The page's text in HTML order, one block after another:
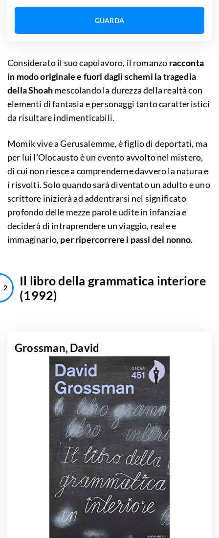
GUARDA
Considerato il suo capolavoro, il romanzo racconta
in modo originale e fuori dagli schemi la tragedia
della Shoahmescolando la durezza della realtà con
elementi di fantasia e personaggi tanto caratteristici
da risultare indimenticabili.
Momik vive a Gerusalemme, è figlio di deportati, ma
per lui l’Olocausto è un evento avvolto nel mistero,
di cui non riesce a comprenderne davvero la natura e
i risvolti. Solo quando sarà diventato un adulto e uno
scrittore inizierà ad addentrarsi nel significato
profondo delle mezze parole udite in infanzia e
deciderà di intraprendere un viaggio, reale e
immaginario, per ripercorrere i passi del nonno.
Il libro della grammatica interiore
(1992)
Grossman, David